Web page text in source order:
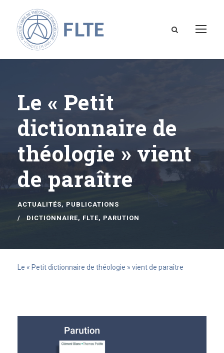
Le « Petit
dictionnaire de
théologie » vient
de paraître
ACTUALITÉS, PUBLICATIONS
DICTIONNAIRE, FLTE, PARUTION
Le « Petit dictionnaire de théologie » vient de paraître